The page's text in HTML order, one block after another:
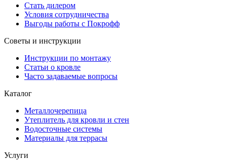
Стать дилером
Условия сотрудничества
Выгоды работы с Покрофф
Советы и инструкции
Инструкции по монтажу
Статьи о кровле
Часто задаваемые вопросы
Каталог
Металлочерепица
Утеплитель для кровли и стен
Водосточные системы
Материалы для террасы
Услуги